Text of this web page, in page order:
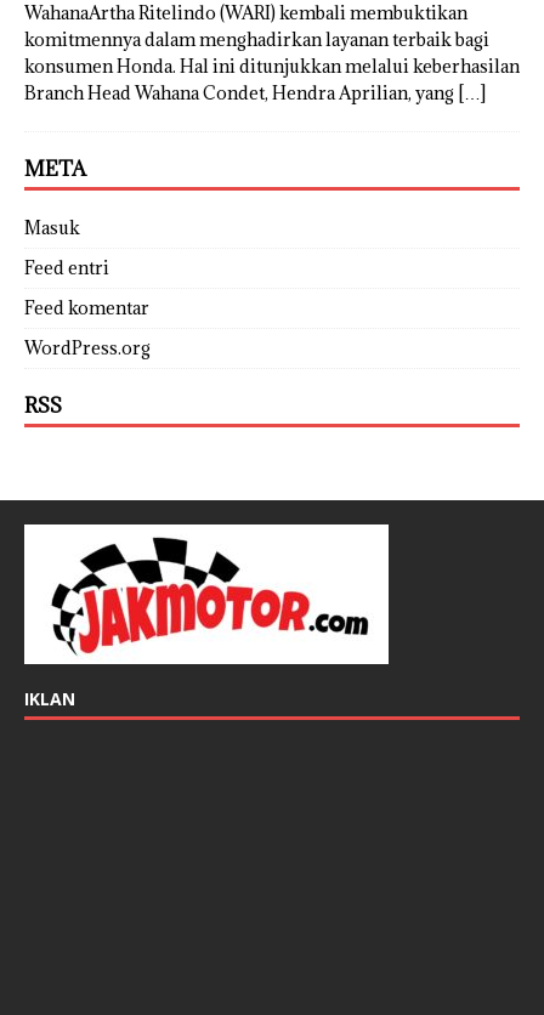
WahanaArtha Ritelindo (WARI) kembali membuktikan
komitmennya dalam menghadirkan layanan terbaik bagi
konsumen Honda. Hal ini ditunjukkan melalui keberhasilan
Branch Head Wahana Condet, Hendra Aprilian, yang […]
META
Masuk
Feed entri
Feed komentar
WordPress.org
RSS
IKLAN